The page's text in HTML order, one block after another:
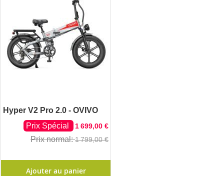
Hyper V2 Pro 2.0 - OVIVO
Prix Spécial
1 699,00 €
Prix normal 1 799,00 €
Ajouter au panier